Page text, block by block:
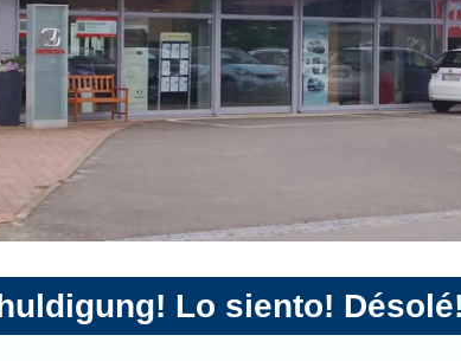
Lo siento! Désolé!